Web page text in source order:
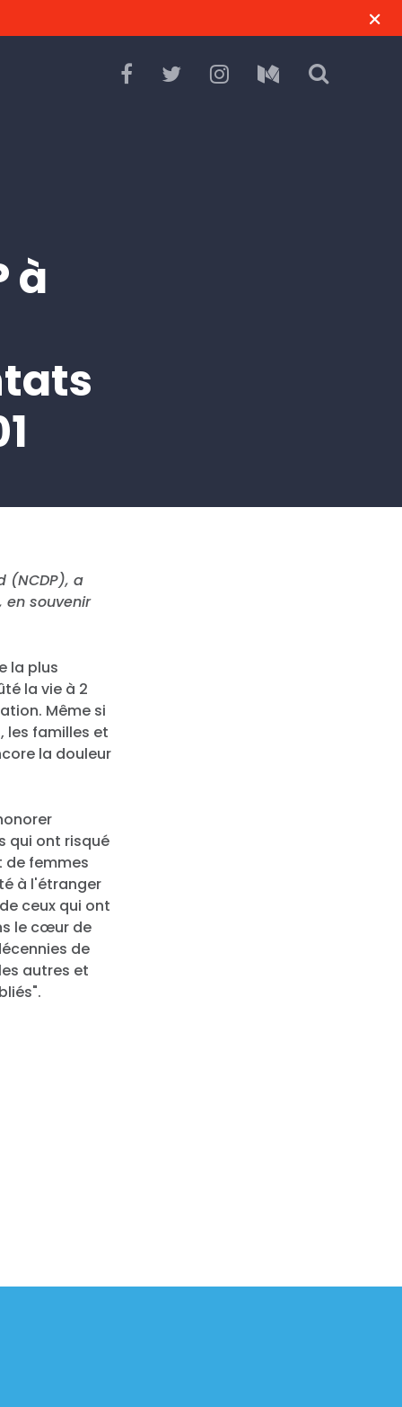
à
(NCDP), a
souvenir
la plus
la vie à 2
Même si
les familles et
la douleur
qui ont risqué
de femmes
à l'étranger
ceux qui ont
le cœur de
de
autres et